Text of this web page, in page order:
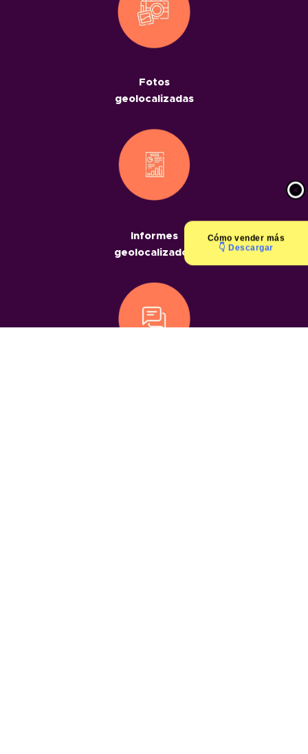
Cómovender más
👇 Descargar
Fotos
geolocalizadas
Informes
geolocalizados